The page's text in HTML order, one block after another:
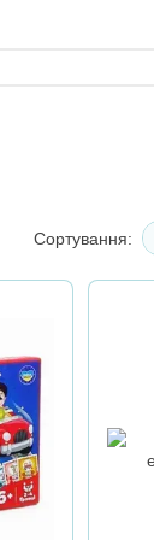
Сортування: